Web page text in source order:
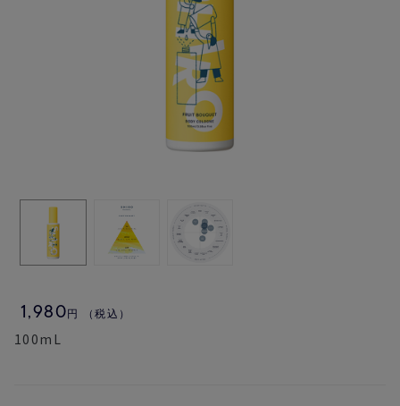
1,980円 （税込）
100mL